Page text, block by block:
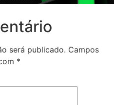
será publicado. Campos
*